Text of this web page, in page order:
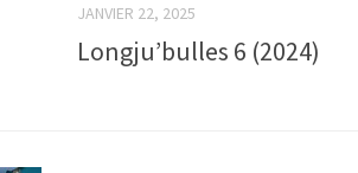
JANVIER 22, 2025
Longju’bulles 6 (2024)